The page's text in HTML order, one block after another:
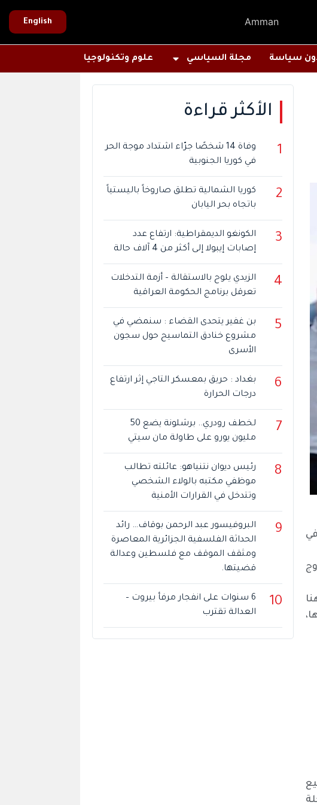
Amman
English
سياسة مجلة السياسي علوم وتكنولوجيا
الأكثر قراءة
1
وفاة 14 شخصًا جرّاء اشتداد موجة الحر
في كوريا الجنوبية
2
كوريا الشمالية تطلق صاروخاً باليستياً
باتجاه بحر اليابان
3
الكونغو الديمقراطية: ارتفاع عدد
إصابات إيبولا إلى أكثر من 4 آلاف حالة
4
الزيدي يلوح بالاستقالة – أزمة التدخلات
تعرقل برنامج الحكومة العراقية
5
بن غفير يتحدى القضاء : سنمضي في
مشروع خنادق التماسيح حول سجون
الأسرى
6
بغداد : حريق بمعسكر التاجي إثر ارتفاع
درجات الحرارة
7
لخطف رودري.. برشلونة يضع 50
مليون يورو على طاولة مان سيتي
8
رئيس ديوان نتنياهو: عائلته تطالب
موظفي مكتبه بالولاء الشخصي
وتتدخل في القرارات الأمنية
9
البروفيسور عبد الرحمن بوقاف… رائد
الحداثة الفلسفية الجزائرية المعاصرة
ومثقف الموقف مع فلسطين وعدالة
قضيتها.
10
6 سنوات على انفجار مرفأ بيروت –
العدالة تقترب